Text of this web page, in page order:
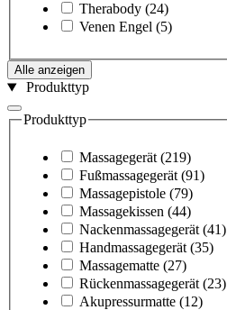
Therabody (24)
Venen Engel (5)
Alle anzeigen
Produkttyp
Produkttyp
Massagegerät (219)
Fußmassagegerät (91)
Massagepistole (79)
Massagekissen (44)
Nackenmassagegerät (41)
Handmassagegerät (35)
Massagematte (27)
Rückenmassagegerät (23)
Akupressurmatte (12)